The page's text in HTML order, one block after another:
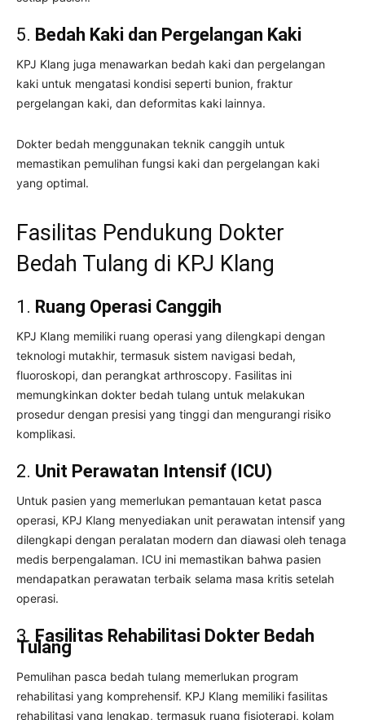
5. Bedah Kaki dan Pergelangan Kaki
KPJ Klang juga menawarkan bedah kaki dan pergelangan
kaki untuk mengatasi kondisi seperti bunion, fraktur
pergelangan kaki, dan deformitas kaki lainnya.
Dokter bedah menggunakan teknik canggih untuk
memastikan pemulihan fungsi kaki dan pergelangan kaki
yang optimal.
Fasilitas Pendukung Dokter
Bedah Tulang di KPJ Klang
1. Ruang Operasi Canggih
KPJ Klang memiliki ruang operasi yang dilengkapi dengan
teknologi mutakhir, termasuk sistem navigasi bedah,
fluoroskopi, dan perangkat arthroscopy. Fasilitas ini
memungkinkan dokter bedah tulang untuk melakukan
prosedur dengan presisi yang tinggi dan mengurangi risiko
komplikasi.
2. Unit Perawatan Intensif (ICU)
Untuk pasien yang memerlukan pemantauan ketat pasca
operasi, KPJ Klang menyediakan unit perawatan intensif yang
dilengkapi dengan peralatan modern dan diawasi oleh tenaga
medis berpengalaman. ICU ini memastikan bahwa pasien
mendapatkan perawatan terbaik selama masa kritis setelah
operasi.
3. Fasilitas Rehabilitasi Dokter Bedah
Tulang
Pemulihan pasca bedah tulang memerlukan program
rehabilitasi yang komprehensif. KPJ Klang memiliki fasilitas
rehabilitasi yang lengkap, termasuk ruang fisioterapi, kolam